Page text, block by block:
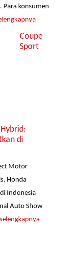
Para konsumen
Coupe
Sport
di
Motor
Honda
Indonesia
Auto Show
selengkapnya